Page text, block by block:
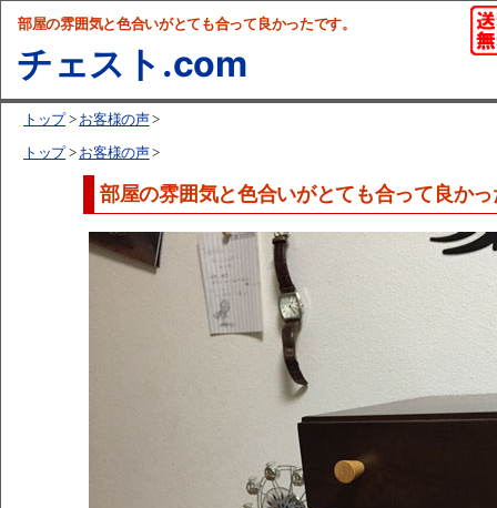
部屋の雰囲気と色合いがとても合って良かったです。
チェスト.com
トップ> お客様の声>
トップ> お客様の声>
部屋の雰囲気と色合いがとても合って良か